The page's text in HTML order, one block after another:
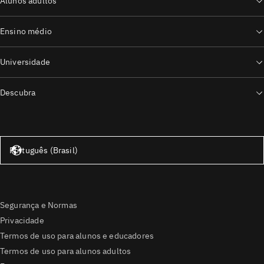
Ensino médio
Universidade
Descubra
Português (Brasil)
Segurança e Normas
Privacidade
Termos de uso para alunos e educadores
Termos de uso para alunos adultos